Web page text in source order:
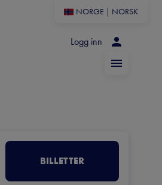
NORGE NORSK
Logg inn
BILLETTER